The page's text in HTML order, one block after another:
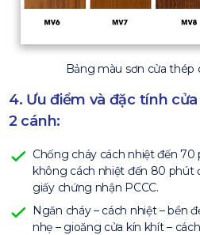
Bảng màu sơn cửa thép
4. Ưu điểm và đặc tính
2 cánh:
Chống cháy cách nhiệt đến
không cách nhiệt đến 80 phút
giấy chứng nhận PCCC.
Ngăn cháy – cách nhiệt – bền
nhẹ – gioăng cửa kín khít –